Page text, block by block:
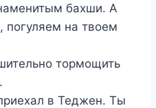
бахши. А
погуляем на твоем
тормощить
в Теджен. Ты